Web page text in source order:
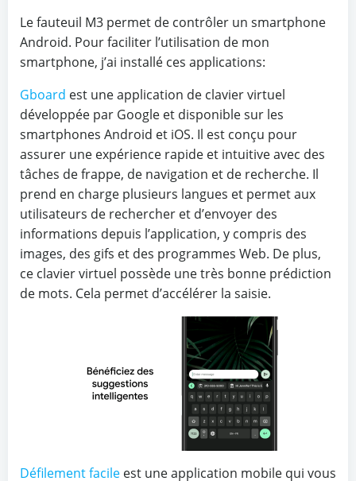
Le fauteuil M3 permet de contrôler un smartphone
Android. Pour faciliter l’utilisation de mon
smartphone, j’ai installé ces applications:
Gboard est une application de clavier virtuel
développée par Google et disponible sur les
smartphones Android et iOS. Il est conçu pour
assurer une expérience rapide et intuitive avec des
tâches de frappe, de navigation et de recherche. Il
prend en charge plusieurs langues et permet aux
utilisateurs de rechercher et d’envoyer des
informations depuis l’application, y compris des
images, des gifs et des programmes Web. De plus,
ce clavier virtuel possède une très bonne prédiction
de mots. Cela permet d’accélérer la saisie.
Défilement facile est une application mobile qui vous